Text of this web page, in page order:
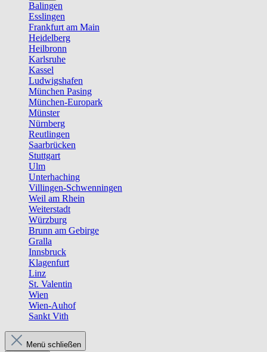
Balingen
Esslingen
Frankfurt am Main
Heidelberg
Heilbronn
Karlsruhe
Kassel
Ludwigshafen
München Pasing
München-Europark
Münster
Nürnberg
Reutlingen
Saarbrücken
Stuttgart
Ulm
Unterhaching
Villingen-Schwenningen
Weil am Rhein
Weiterstadt
Würzburg
Brunn am Gebirge
Gralla
Innsbruck
Klagenfurt
Linz
St. Valentin
Wien
Wien-Auhof
Sankt Vith
Menü schließen